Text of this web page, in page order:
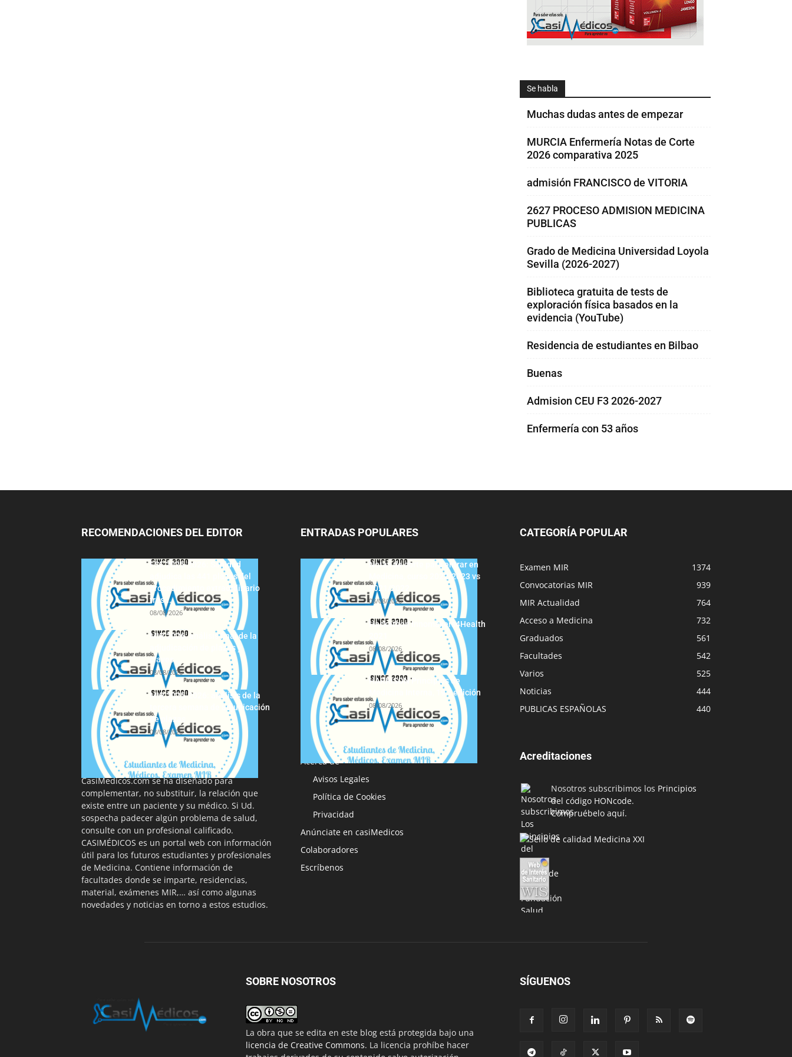
Se habla
Muchas dudas antes de empezar
MURCIA Enfermería Notas de Corte
2026 comparativa 2025
admisión FRANCISCO de VITORIA
2627 PROCESO ADMISION MEDICINA
PUBLICAS
Grado de Medicina Universidad Loyola
Sevilla (2026-2027)
Biblioteca gratuita de tests de
exploración física basados en la
evidencia (YouTube)
Residencia de estudiantes en Bilbao
Buenas
Admision CEU F3 2026-2027
Enfermería con 53 años
RECOMENDACIONES DEL EDITOR
FSE 2025-2026: Sanidad
adjudica las 441 plazas del
procedimiento extraordinario
tras...
08/08/2026
MIR 2026: análisis final de la
adjudicación de plazas y
claves...
08/08/2026
MIR 2025-2026: análisis de la
tercera semana de adjudicación
de plazas
08/08/2026
La información proporcionada en
CasiMedicos.com se ha diseñado para
complementar, no substituir, la relación que
existe entre un paciente y su médico. Si Ud.
sospecha padecer algún problema de salud,
consulte con un profesional calificado.
CASIMÉDICOS es un portal web con información
útil para los futuros estudiantes y profesionales
de Medicina. Contiene información de
facultades donde se imparte, residencias,
material, exámenes MIR,… así como algunas
novedades y noticias en torno a estos estudios.
ENTRADAS POPULARES
Notas de corte para entrar en
Medicina, curso 2022/2023 vs
2021/2022
08/08/2026
Hackathon Innomakers4Health
08/08/2026
HARRISON Principios de
Medicina Interna, 19.ª edición
08/08/2026
Acerca de
Avisos Legales
Política de Cookies
Privacidad
Anúnciate en casiMedicos
Colaboradores
Escríbenos
CATEGORÍA POPULAR
Examen MIR
1374
Convocatorias MIR
939
MIR Actualidad
764
Acceso a Medicina
732
Graduados
561
Facultades
542
Varios
525
Noticias
444
PUBLICAS ESPAÑOLAS
440
Acreditaciones
Nosotros subscribimos los Principios
del código HONcode.
Compruébelo aquí.
SOBRE NOSOTROS
La obra que se edita en este blog está protegida bajo una
licencia de Creative Commons. La licencia prohíbe hacer
SÍGUENOS